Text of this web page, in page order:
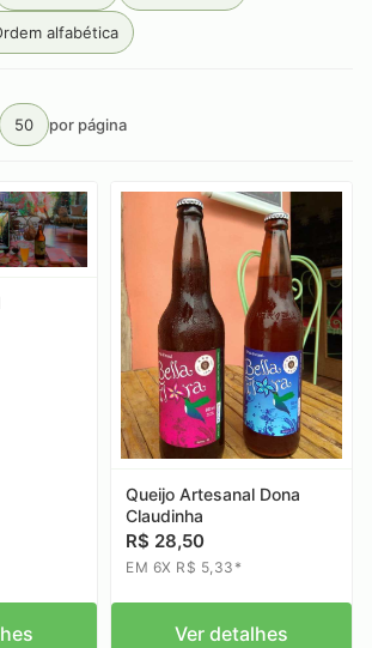
alfabética
50 por página
Queijo Artesanal Dona
Claudinha
R$ 28,50
EM 6X R$ 5,33*
Ver detalhes